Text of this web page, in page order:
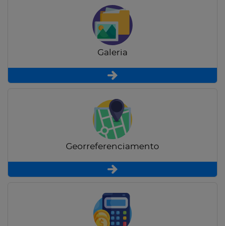
Galeria
Georreferenciamento